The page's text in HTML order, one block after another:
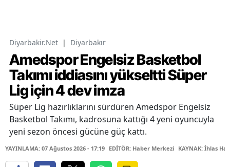
Diyarbakir.Net | Diyarbakır
Amedspor Engelsiz Basketbol
Takımı iddiasını yükseltti Süper
Lig için 4 dev imza
Süper Lig hazırlıklarını sürdüren Amedspor Engelsiz
Basketbol Takımı, kadrosuna kattığı 4 yeni oyuncuyla
yeni sezon öncesi gücüne güç kattı.
YAYINLAMA: 07 Ağustos 2026 - 17:19 EDİTÖR: Haber Merkezi KAYNAK: İhlas